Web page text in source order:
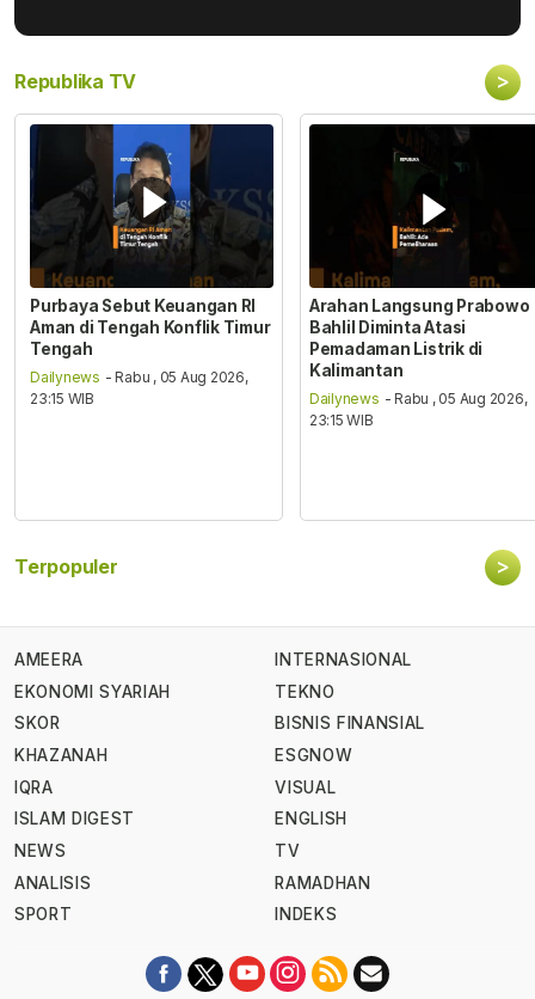
Republika TV >
Purbaya Sebut Keuangan RI
Aman di Tengah Konflik Timur
Tengah
Dailynews - Rabu , 05 Aug 2026,
23:15 WIB
Arahan Langsung Prabowo
Bahlil Diminta Atasi
Pemadaman Listrik di
Kalimantan
Dailynews - Rabu , 05 Aug 2026,
23:15 WIB
Terpopuler >
AMEERA
EKONOMI SYARIAH
SKOR
KHAZANAH
IQRA
ISLAM DIGEST
NEWS
ANALISIS
SPORT
INTERNASIONAL
TEKNO
BISNIS FINANSIAL
ESGNOW
VISUAL
ENGLISH
TV
RAMADHAN
INDEKS